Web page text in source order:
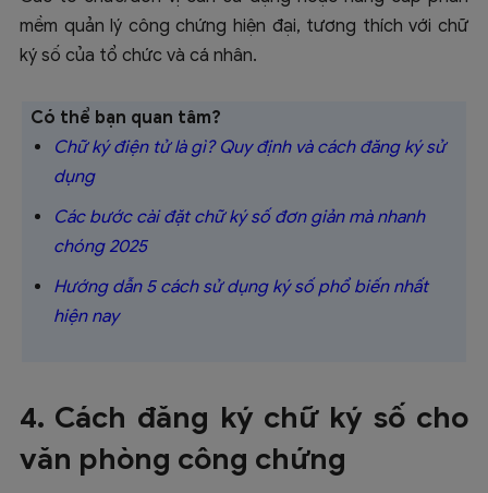
mềm quản lý công chứng hiện đại, tương thích với chữ
ký số của tổ chức và cá nhân.
Có thể bạn quan tâm?
Chữ ký điện tử là gì? Quy định và cách đăng ký sử
dụng
Các bước cài đặt chữ ký số đơn giản mà nhanh
chóng 2025
Hướng dẫn 5 cách sử dụng ký số phổ biến nhất
hiện nay
4. Cách đăng ký chữ ký số cho
văn phòng công chứng